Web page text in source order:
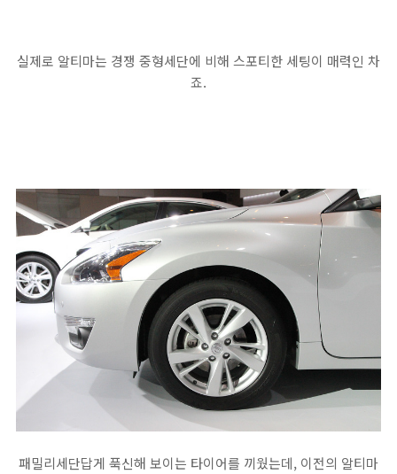
실제로 알티마는 경쟁 중형세단에 비해 스포티한 세팅이 매력인 차
죠.
패밀리세단답게 푹신해 보이는 타이어를 끼웠는데, 이전의 알티마